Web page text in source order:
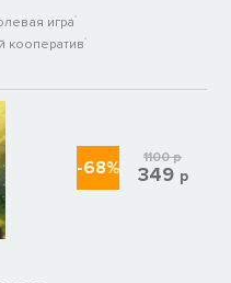
игра
кооператив
-68% 1100р
349 р